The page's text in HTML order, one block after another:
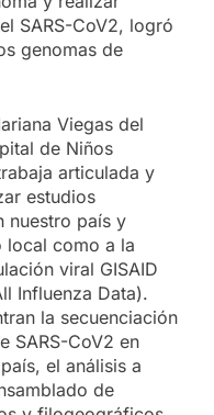
SARS-CoV2, logró
genomas de
Viegas del
de Niños
articulada y
estudios
nuestro país y
local como a la
viral GISAID
Influenza Data).
la secuenciación
SARS-CoV2 en
el análisis a
de